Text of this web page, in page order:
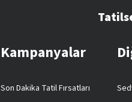
Kampanyalar
Son Dakika Tatil Fırsatları